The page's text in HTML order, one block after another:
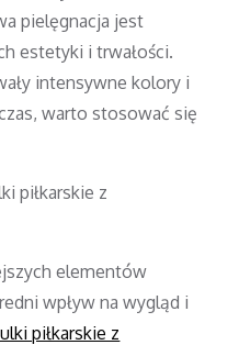
pielęgnacja jest
estetyki i trwałości.
intensywne kolory i
warto stosować się
piłkarskie z
elementów
wpływ na wygląd i
piłkarskie z